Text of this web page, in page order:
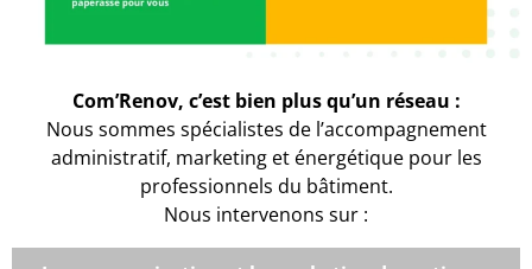
Com’Renov, c’est bien plus qu’un réseau :
Nous sommes spécialistes de l’accompagnement
administratif, marketing et énergétique pour les
professionnels du bâtiment.
Nous intervenons sur :